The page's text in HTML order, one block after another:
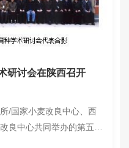
研讨会在陕西召开
/国家小麦改良中心、西
良中心共同举办的第五届
月12-14日在陕西杨陵召